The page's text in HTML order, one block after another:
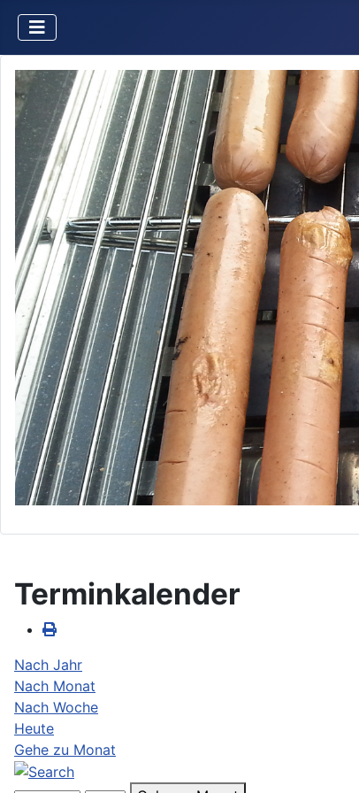
Terminkalender
Nach Jahr
Nach Monat
Nach Woche
Heute
Gehe zu Monat